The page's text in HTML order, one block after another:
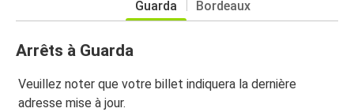
Guarda Bordeaux
Arrêts à Guarda
Veuillez noter que votre billet indiquera la dernière
adresse mise à jour.